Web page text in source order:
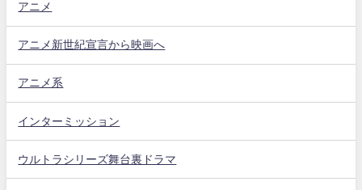
アニメ
アニメ新世紀宣言から映画へ
アニメ系
インターミッション
ウルトラシリーズ舞台裏ドラマ